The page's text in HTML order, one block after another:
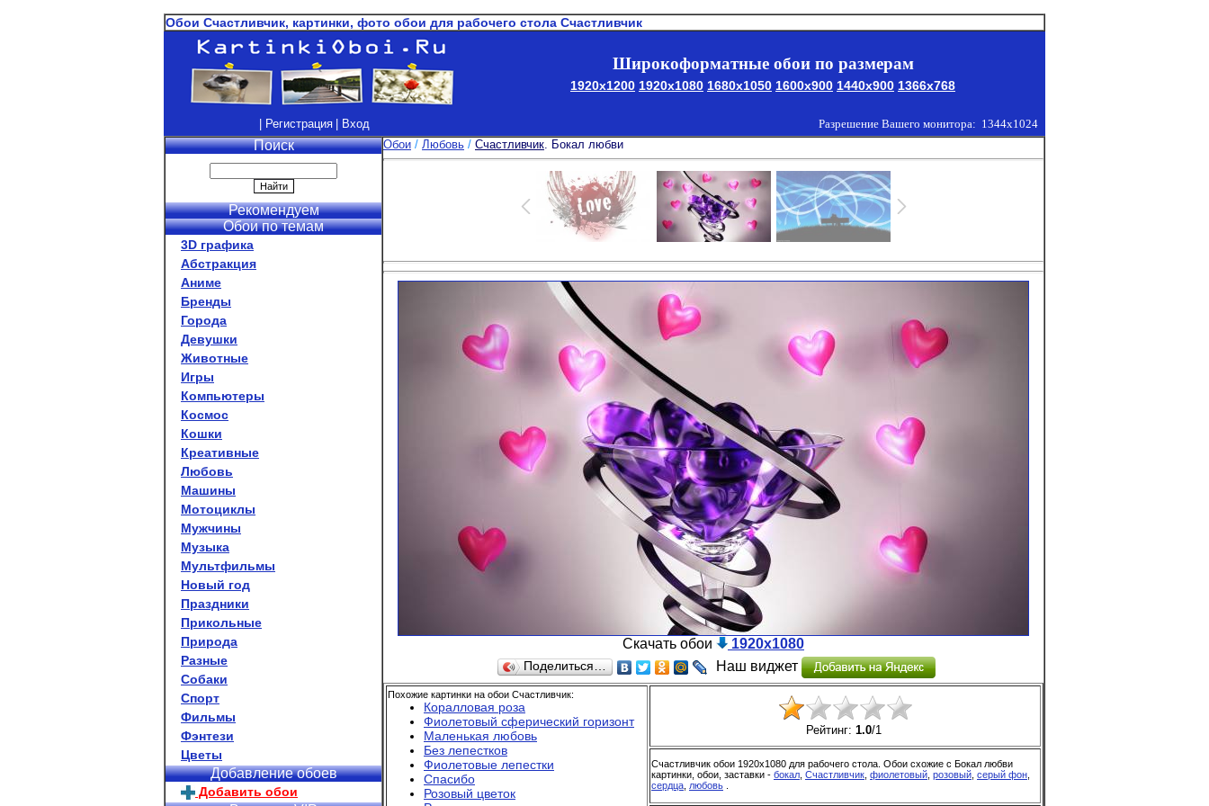
Обои Счастливчик, картинки, фото обои для рабочего стола Счастливчик
Широкоформатные обои по размерам
1920x1200 1920x1080 1680x1050 1600x900 1440x900 1366x768
| Регистрация | Вход Разрешение Вашего монитора: 1344x1024
Поиск
Рекомендуем
Обои по темам
3D графика
Абстракция
Аниме
Бренды
Города
Девушки
Животные
Игры
Компьютеры
Космос
Кошки
Креативные
Любовь
Машины
Мотоциклы
Мужчины
Музыка
Мультфильмы
Новый год
Праздники
Прикольные
Природа
Разные
Собаки
Спорт
Фильмы
Фэнтези
Цветы
Добавление обоев
Добавить обои
Обои / Любовь / Счастливчик. Бокал любви
Скачать обои 1920x1080
Поделиться… Наш виджет
Похожие картинки на обои Счастливчик:
Коралловая роза
Фиолетовый сферический горизонт
Маленькая любовь
Без лепестков
Фиолетовые лепестки
Спасибо
Розовый цветок
Рейтинг: 1.0/1
Счастливчик обои 1920x1080 для рабочего стола. Обои схожие с Бокал любви
картинки, обои, заставки - бокал Счастливчик фиолетовый розовый серый фон
сердца любовь